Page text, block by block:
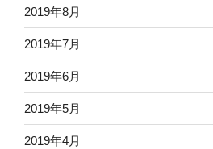
2019年8月
2019年7月
2019年6月
2019年5月
2019年4月